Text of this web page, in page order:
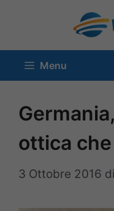
contenuto
Menu
ottica
3 Ottobre 2016 di